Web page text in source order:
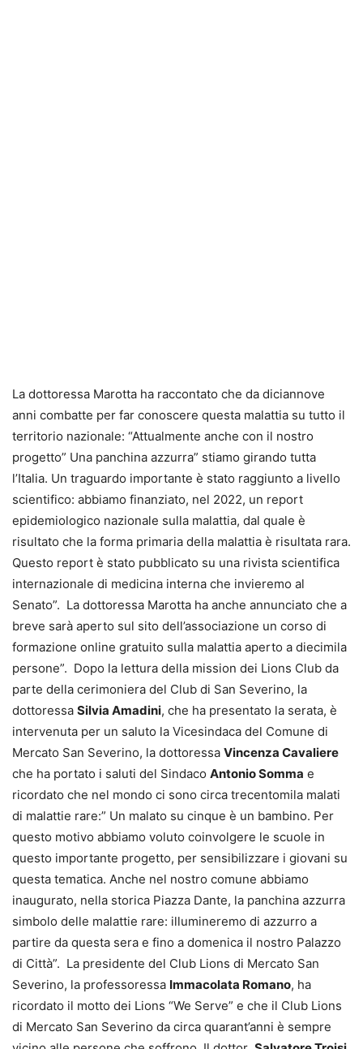
La dottoressa Marotta ha raccontato che da diciannove
anni combatte per far conoscere questa malattia su tutto il
territorio nazionale: “Attualmente anche con il nostro
progetto” Una panchina azzurra” stiamo girando tutta
l’Italia. Un traguardo importante è stato raggiunto a livello
scientifico: abbiamo finanziato, nel 2022, un report
epidemiologico nazionale sulla malattia, dal quale è
risultato che la forma primaria della malattia è risultata rara.
Questo report è stato pubblicato su una rivista scientifica
internazionale di medicina interna che invieremo al
Senato”. La dottoressa Marotta ha anche annunciato che a
breve sarà aperto sul sito dell’associazione un corso di
formazione online gratuito sulla malattia aperto a diecimila
persone”. Dopo la lettura della mission dei Lions Club da
parte della cerimoniera del Club di San Severino, la
dottoressa Silvia Amadini, che ha presentato la serata, è
intervenuta per un saluto la Vicesindaca del Comune di
Mercato San Severino, la dottoressa Vincenza Cavaliere
che ha portato i saluti del Sindaco Antonio Somma e
ricordato che nel mondo ci sono circa trecentomila malati
di malattie rare:” Un malato su cinque è un bambino. Per
questo motivo abbiamo voluto coinvolgere le scuole in
questo importante progetto, per sensibilizzare i giovani su
questa tematica. Anche nel nostro comune abbiamo
inaugurato, nella storica Piazza Dante, la panchina azzurra
simbolo delle malattie rare: illumineremo di azzurro a
partire da questa sera e fino a domenica il nostro Palazzo
di Città”. La presidente del Club Lions di Mercato San
Severino, la professoressa Immacolata Romano, ha
ricordato il motto dei Lions “We Serve” e che il Club Lions
di Mercato San Severino da circa quarant’anni è sempre